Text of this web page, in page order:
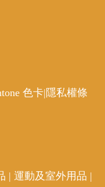
色卡|隱私權條
| 運動及室外用品 |